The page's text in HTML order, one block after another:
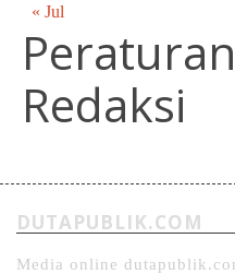
« Jul
Peraturan
Redaksi
DUTAPUBLIK.COM
Media online